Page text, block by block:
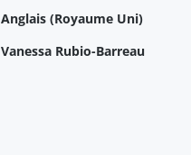
Anglais (Royaume Uni)
Vanessa Rubio-Barreau